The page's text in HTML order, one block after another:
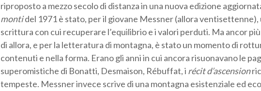
riproposto a mezzo secolo di distanza in una nuova edizione
montidel 1971 è stato, per il giovane Messner (allora
scrittura con cui recuperare l’equilibrio e i valori perduti. Ma ancor
di allora, e per la letteratura di montagna, è stato un momento di
contenuti e nella forma. Erano gli anni in cui ancora risuonavano le
superomistiche di Bonatti, Desmaison, Rébuffat, i récit d’ascension
tempeste. Messner invece scrive di una montagna esistenziale ed